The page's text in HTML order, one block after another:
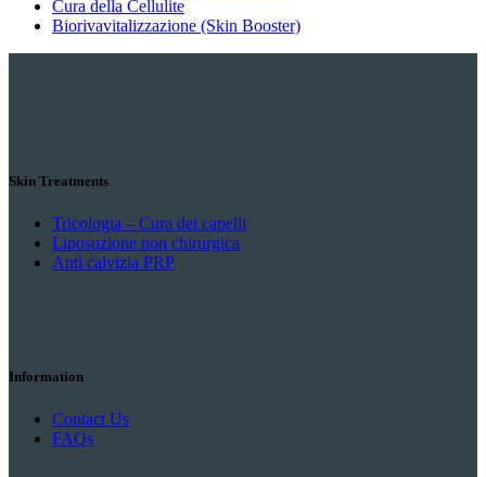
Cura della Cellulite
Biorivavitalizzazione (Skin Booster)
Skin Treatments
Tricologia – Cura dei capelli
Liposuzione non chirurgica
Anti calvizia PRP
Information
Contact Us
FAQs